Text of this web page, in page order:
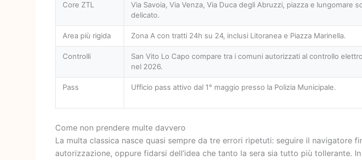
Core ZTL
Via Savoia, Via Venza, Via Duca degli Abruzzi, piazza e lungomare
delicato.
Area più rigida Zona A con tratti 24h su 24, inclusi Litoranea e Piazza Marinella.
Controlli
San Vito Lo Capo compare tra i comuni autorizzati al controllo
nel 2026.
Pass Ufficio pass attivo dal 1° maggio presso la Polizia Municipale.
Come non prendere multe davvero
La multa classica nasce quasi sempre da tre errori ripetuti: seguire il navigatore
autorizzazione, oppure fidarsi dell’idea che tanto la sera sia tutto più tollerante.